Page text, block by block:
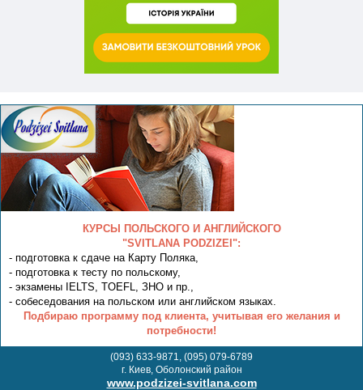
КУРСЫ ПОЛЬСКОГО И АНГЛИЙСКОГО
"SVITLANA PODZIZEI":
- подготовка к сдаче на Карту Поляка,
- подготовка к тесту по польскому,
- экзамены IELTS, TOEFL, ЗНО и пр.,
- собеседования на польском или английском языках.
Подбираю программу под клиента, учитывая его желания и
потребности!
(093) 633-9871, (095) 079-6789
г. Киев, Оболонский район
www.podzizei-svitlana.com